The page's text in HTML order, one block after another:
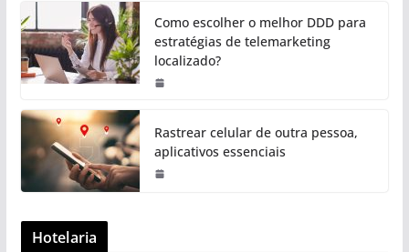
Como escolher o melhor DDD para
estratégias de telemarketing
localizado?
Rastrear celular de outra pessoa,
aplicativos essenciais
Hotelaria